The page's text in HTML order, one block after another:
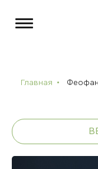
Главная